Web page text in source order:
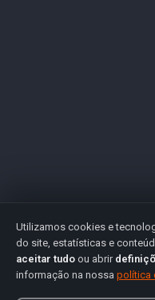
Utilizamos cookies e
do site, estatísticas e
aceitar tudo ou abrir
informação na nossa política